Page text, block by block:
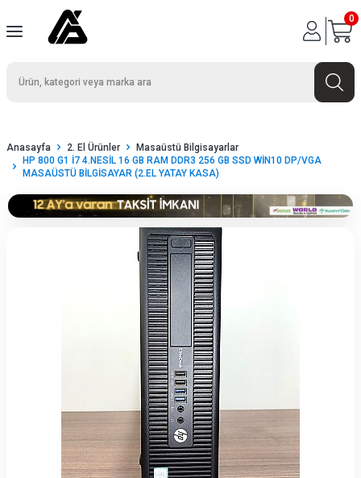
0
Anasayfa 2. El Ürünler
Masaüstü Bilgisayarlar
HP 800 G1 İ7 4.NESİL 16 GB RAM DDR3 256 GB SSD WİN10 DP/VGA
MASAÜSTÜ BİLGİSAYAR (2.EL YATAY KASA)